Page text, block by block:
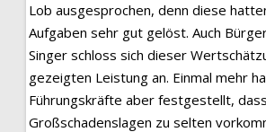
Lob ausgesprochen, denn diese
Aufgaben sehr gut gelöst. Auch
Singer schloss sich dieser
gezeigten Leistung an. Einmal mehr
Führungskräfte aber festgestellt,
Großschadenslagen zu selten